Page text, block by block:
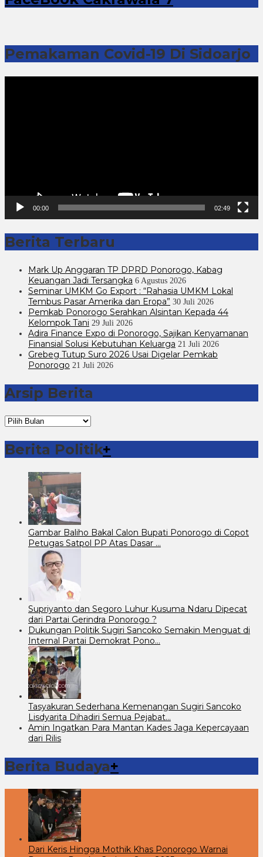
Pemakaman Covid-19 Di Sidoarjo
00:00 02:49
Berita Terbaru
Mark Up Anggaran TP DPRD Ponorogo, Kabag
Keuangan Jadi Tersangka 6 Agustus 2026
Seminar UMKM Go Export : “Rahasia UMKM Lokal
Tembus Pasar Amerika dan Eropa” 30 Juli 2026
Pemkab Ponorogo Serahkan Alsintan Kepada 44
Kelompok Tani 29 Juli 2026
Adira Finance Expo di Ponorogo, Sajikan Kenyamanan
Finansial Solusi Kebutuhan Keluarga 21 Juli 2026
Grebeg Tutup Suro 2026 Usai Digelar Pemkab
Ponorogo 21 Juli 2026
Arsip Berita
Arsip
Berita
Berita Politik+
Gambar Baliho Bakal Calon Bupati Ponorogo di Copot
Petugas Satpol PP Atas Dasar …
Supriyanto dan Segoro Luhur Kusuma Ndaru Dipecat
dari Partai Gerindra Ponorogo ?
Dukungan Politik Sugiri Sancoko Semakin Menguat di
Internal Partai Demokrat Pono…
Tasyakuran Sederhana Kemenangan Sugiri Sancoko
Lisdyarita Dihadiri Semua Pejabat…
Amin Ingatkan Para Mantan Kades Jaga Kepercayaan
dari Rilis
Berita Budaya+
Dari Keris Hingga Mothik Khas Ponorogo Warnai